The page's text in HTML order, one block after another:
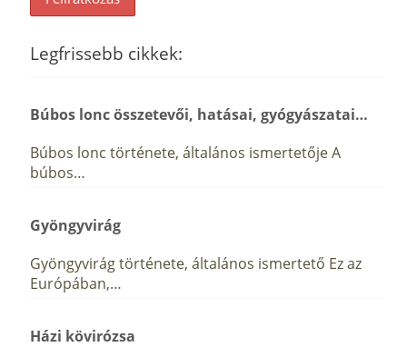
Legfrissebb cikkek:
Búbos lonc összetevői, hatásai, gyógyászatai…
Búbos lonc története, általános ismertetője A
búbos…
Gyöngyvirág
Gyöngyvirág története, általános ismertető Ez az
Európában,…
Házi kövirózsa